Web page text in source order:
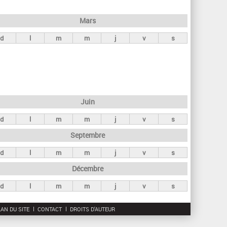
r
c
Mars
d l m m j v s
Juin
d l m m j v s
Septembre
d l m m j v s
Décembre
d l m m j v s
DU SITE CONTACT DROITS D'AUTEUR